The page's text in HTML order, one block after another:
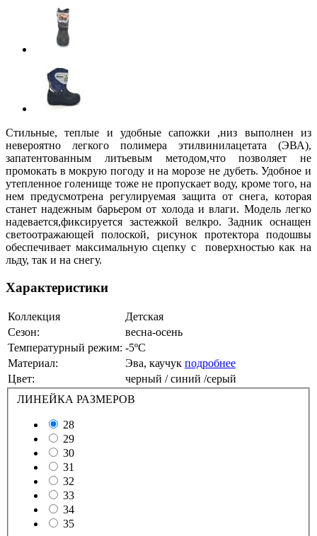
Стильные, теплые и удобные сапожки ,низ выполнен из
невероятно легкого полимера этилвинилацетата (ЭВА),
запатентованным литьевым методом,что позволяет не
промокать в мокрую погоду и на морозе не дубеть. Удобное и
утепленное голенище тоже не пропускает воду, кроме того, на
нем предусмотрена регулируемая защита от снега, которая
станет надежным барьером от холода и влаги. Модель легко
надевается,фиксируется застежкой велкро. Задник оснащен
светоотражающей полоской, рисунок протектора подошвы
обеспечивает максимальную сцепку с поверхностью как на
льду, так и на снегу.
Характеристики
Коллекция
Детская
Сезон:
весна-осень
Температурный режим: -5ºС
Материал:
Эва, каучук подробнее
Цвет:
черный / синий /серый
ЛИНЕЙКА РАЗМЕРОВ
28
29
30
31
32
33
34
35